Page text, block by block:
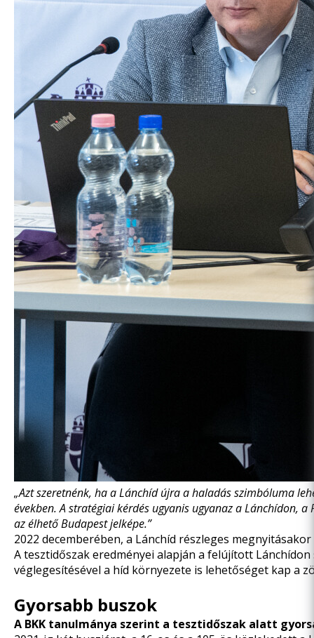
„Azt szeretnénk, ha a Lánchíd újra a haladás szimbóluma
években. A stratégiai kérdés ugyanis ugyanaz a Lánchídon,
az élhető Budapest jelképe.”
2022 decemberében, a Lánchíd részleges megnyitásakor
A tesztidőszak eredményei alapján a felújított
véglegesítésével a híd környezete is lehetőséget kap a
Gyorsabb buszok
A BKK tanulmánya szerint a tesztidőszak alatt